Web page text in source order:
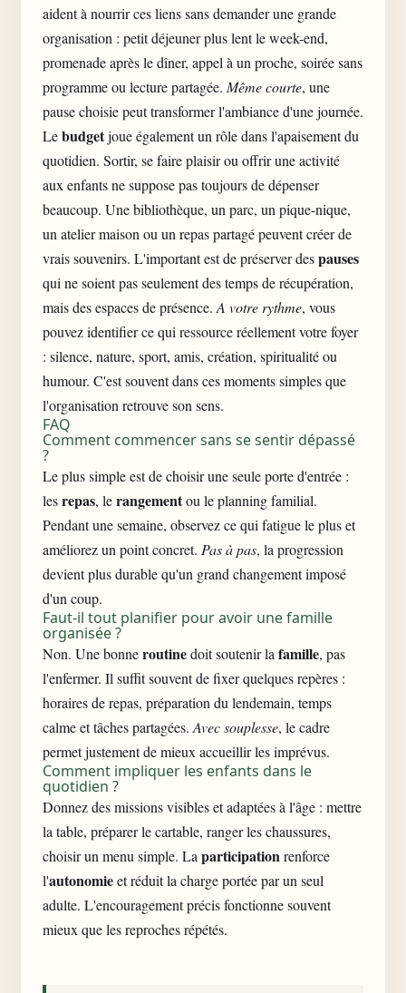
aident à nourrir ces liens sans demander une grande
organisation : petit déjeuner plus lent le week-end,
promenade après le dîner, appel à un proche, soirée sans
programme ou lecture partagée. Même courte, une
pause choisie peut transformer l'ambiance d'une journée.
Lebudgetjoue également un rôle dans l'apaisement du
quotidien. Sortir, se faire plaisir ou offrir une activité
aux enfants ne suppose pas toujours de dépenser
beaucoup. Une bibliothèque, un parc, un pique-nique,
un atelier maison ou un repas partagé peuvent créer de
vrais souvenirs. L'important est de préserver despauses
qui ne soient pas seulement des temps de récupération,
mais desespaces de présence. A votre rythme, vous
pouvez identifier ce qui ressource réellement votre foyer
: silence, nature, sport, amis, création, spiritualité ou
humour. C'est souvent dans ces moments simples que
l'organisation retrouve son sens.
FAQ
Comment commencer sans se sentir dépassé
?
Le plus simple est de choisir une seule porte d'entrée :
lesrepas, lerangementou le planning familial.
Pendant une semaine, observez ce qui fatigue le plus et
améliorez un point concret. Pas à pas, la progression
devient plus durable qu'un grand changement imposé
d'un coup.
Faut-il tout planifier pour avoir une famille
organisée ?
Non. Une bonneroutinedoit soutenir la famille, pas
l'enfermer. Il suffit souvent de fixer quelques repères :
horaires de repas, préparation du lendemain, temps
calme et tâches partagées. Avec souplesse, le cadre
permet justement de mieux accueillir les imprévus.
Comment impliquer les enfants dans le
quotidien ?
Donnez des missions visibles et adaptées à l'âge : mettre
la table, préparer le cartable, ranger les chaussures,
choisir un menu simple. La participationrenforce
l'autonomieet réduit la charge portée par un seul
adulte. L'encouragement précis fonctionne souvent
mieux que les reproches répétés.